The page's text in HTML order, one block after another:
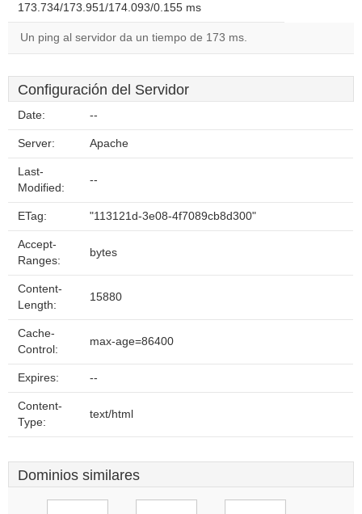
173.734/173.951/174.093/0.155 ms
Un ping al servidor da un tiempo de 173 ms.
Configuración del Servidor
Date: --
Server: Apache
Last-
Modified:
--
ETag: "113121d-3e08-4f7089cb8d300"
Accept-
Ranges:
bytes
Content-
Length:
15880
Cache-
Control:
max-age=86400
Expires: --
Content-
Type:
text/html
Dominios similares